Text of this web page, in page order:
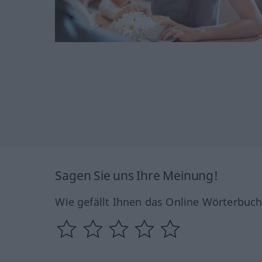
Sagen Sie uns Ihre Meinung!
Wie gefällt Ihnen das Online